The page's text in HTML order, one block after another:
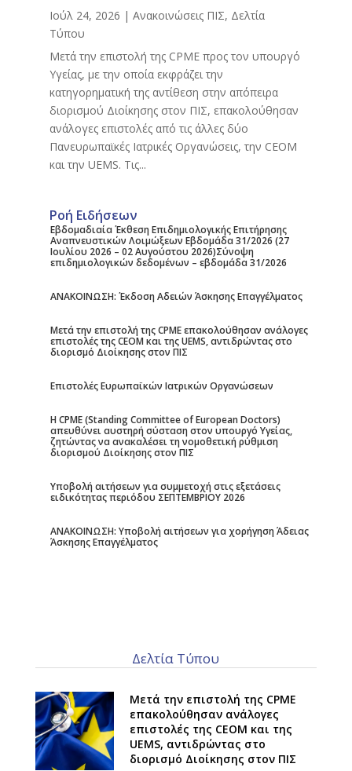
Ιούλ 24, 2026 | Ανακοινώσεις ΠΙΣ, Δελτία
Τύπου
Μετά την επιστολή της CPME προς τον υπουργό
Υγείας, με την οποία εκφράζει την
κατηγορηματική της αντίθεση στην απόπειρα
διορισμού Διοίκησης στον ΠΙΣ, επακολούθησαν
ανάλογες επιστολές από τις άλλες δύο
Πανευρωπαϊκές Ιατρικές Οργανώσεις, την CEOM
και την UEMS. Τις...
Ροή Ειδήσεων
Εβδομαδιαία Έκθεση Επιδημιολογικής Επιτήρησης
Αναπνευστικών Λοιμώξεων Εβδομάδα 31/2026 (27
Ιουλίου 2026 – 02 Αυγούστου 2026)Σύνοψη
επιδημιολογικών δεδομένων – εβδομάδα 31/2026
ΑΝΑΚΟΙΝΩΣΗ: Έκδοση Αδειών Άσκησης Επαγγέλματος
Μετά την επιστολή της CPME επακολούθησαν ανάλογες
επιστολές της CEOM και της UEMS, αντιδρώντας στο
διορισμό Διοίκησης στον ΠΙΣ
Επιστολές Ευρωπαϊκών Ιατρικών Οργανώσεων
Η CPME (Standing Committee of European Doctors)
απευθύνει αυστηρή σύσταση στον υπουργό Υγείας,
ζητώντας να ανακαλέσει τη νομοθετική ρύθμιση
διορισμού Διοίκησης στον ΠΙΣ
Υποβολή αιτήσεων για συμμετοχή στις εξετάσεις
ειδικότητας περιόδου ΣΕΠΤΕΜΒΡΙΟΥ 2026
ΑΝΑΚΟΙΝΩΣΗ: Υποβολή αιτήσεων για χορήγηση Άδειας
Άσκησης Επαγγέλματος
Δελτία Τύπου
Μετά την επιστολή της CPME
επακολούθησαν ανάλογες
επιστολές της CEOM και της
UEMS, αντιδρώντας στο
διορισμό Διοίκησης στον ΠΙΣ